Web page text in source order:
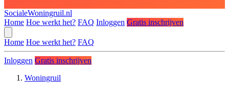
SocialeWoningruil.nl
Home Hoe werkt het? FAQ Inloggen Gratis inschrijven
Home Hoe werkt het? FAQ
Inloggen Gratis inschrijven
Woningruil